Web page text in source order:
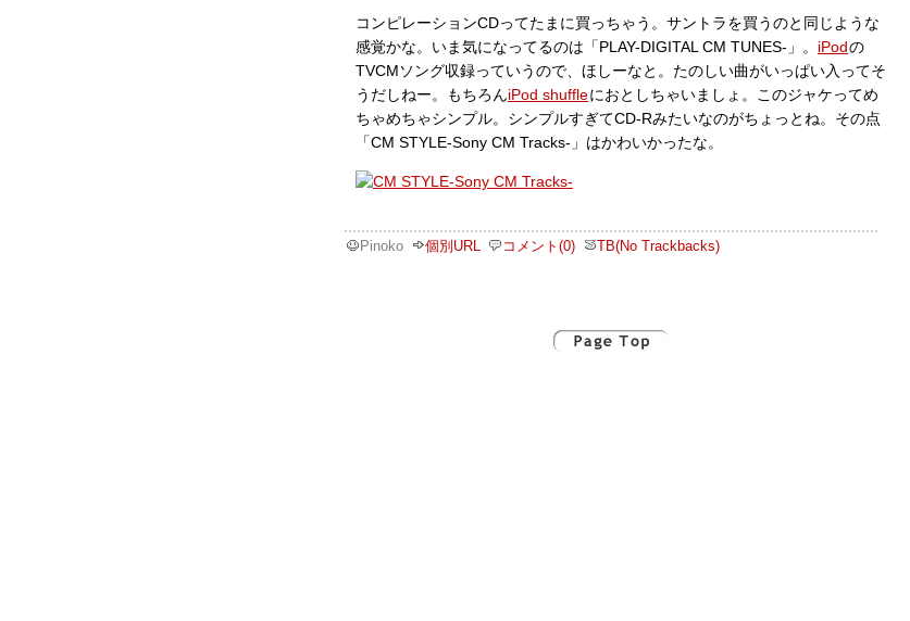
コンピレーションCDってたまに買っちゃう。サントラを買うのと同じような
感覚かな。いま気になってるのは「PLAY-DIGITAL CM TUNES-」。 iPod の
TVCMソング収録っていうので、ほしーなと。たのしい曲がいっぱい入ってそ
うだしねー。もちろんiPod shuffleにおとしちゃいましょ。このジャケってめ
ちゃめちゃシンプル。シンプルすぎてCD-Rみたいなのがちょっとね。その点
「CM STYLE-Sony CM Tracks-」はかわいかったな。
Pinoko 個別URL コメント(0) TB(No Trackbacks)